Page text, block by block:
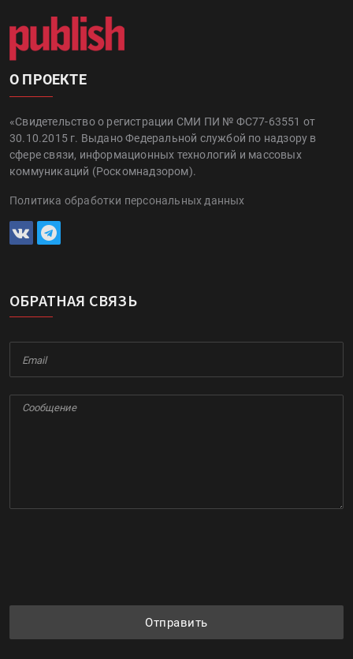
О ПРОЕКТЕ
«Свидетельство о регистрации СМИ ПИ № ФС77-63551 от
30.10.2015 г. Выдано Федеральной службой по надзору в
сфере связи, информационных технологий и массовых
коммуникаций (Роскомнадзором).
Политика обработки персональных данных
ОБРАТНАЯ СВЯЗЬ
Отправить